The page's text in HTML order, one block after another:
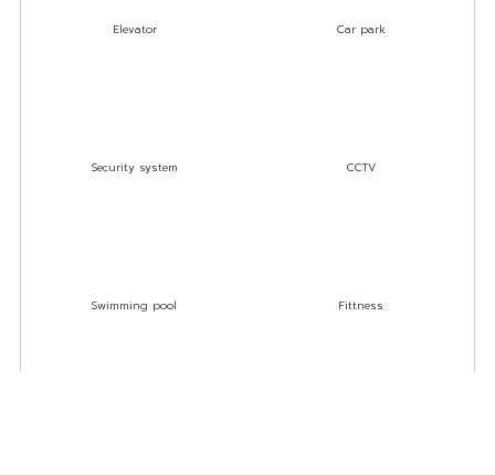
Elevator Car park
Security system CCTV
Swimming pool Fittness